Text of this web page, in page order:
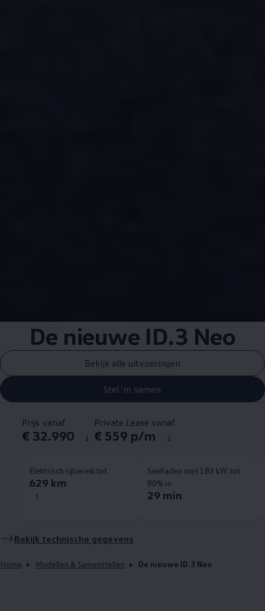
De nieuwe ID.3 Neo
Bekijk alle uitvoeringen
Stel 'm samen
Prijs vanaf
€ 32.990 1
Private Lease vanaf
€ 559 p/m 2
Elektrisch rijbereik tot
629 km
3
Snelladen met 183 kW tot
80% in
29 min
Bekijk technische gegevens
Home Modellen & Samenstellen De nieuwe ID.3 Neo